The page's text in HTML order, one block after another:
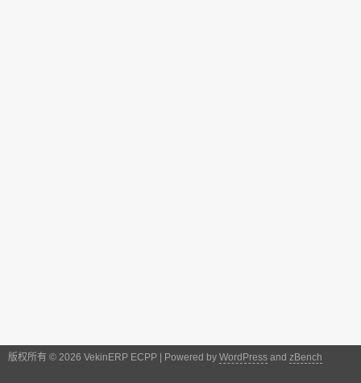
版权所有 © 2026 VekinERP ECPP | Powered by WordPress and zBench